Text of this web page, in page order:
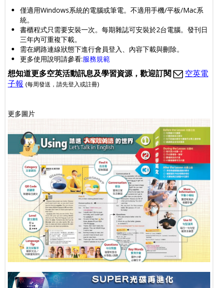
僅適用Windows系統的電腦或筆電。不適用手機/平板/Mac系
統。
書櫃程式只需要安裝一次。每期雜誌可安裝於2台電腦。發刊日
三年內可重複下載。
需在網路連線狀態下進行會員登入、內容下載與刪除。
更多使用說明請參看:服務規範
想知道更多空英活動訊息及學習資源，歡迎訂閱
空英電
子報 (每周發送 ，請先登入或註冊)
更多圖片